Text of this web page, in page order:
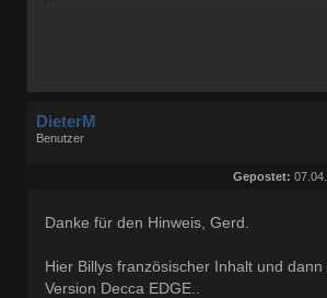
DieterM
Benutzer
Gepostet:
Danke für den Hinweis, Gerd.
Hier Billys französischer Inhalt und dann
Version Decca EDGE..